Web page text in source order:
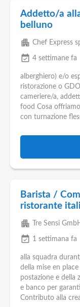
Addetto/a
belluno
apartment Chef Express
event_available 4 settimane fa
alberghiero) e/o
ristorazione o
cameriere/a,
food Cosa
con turnazione
Barista /
ristorante
apartment Tre Sensi
event_available 1 settimana fa
alla squadra
della mise en
postazione e della
e banco per
Contributo alla